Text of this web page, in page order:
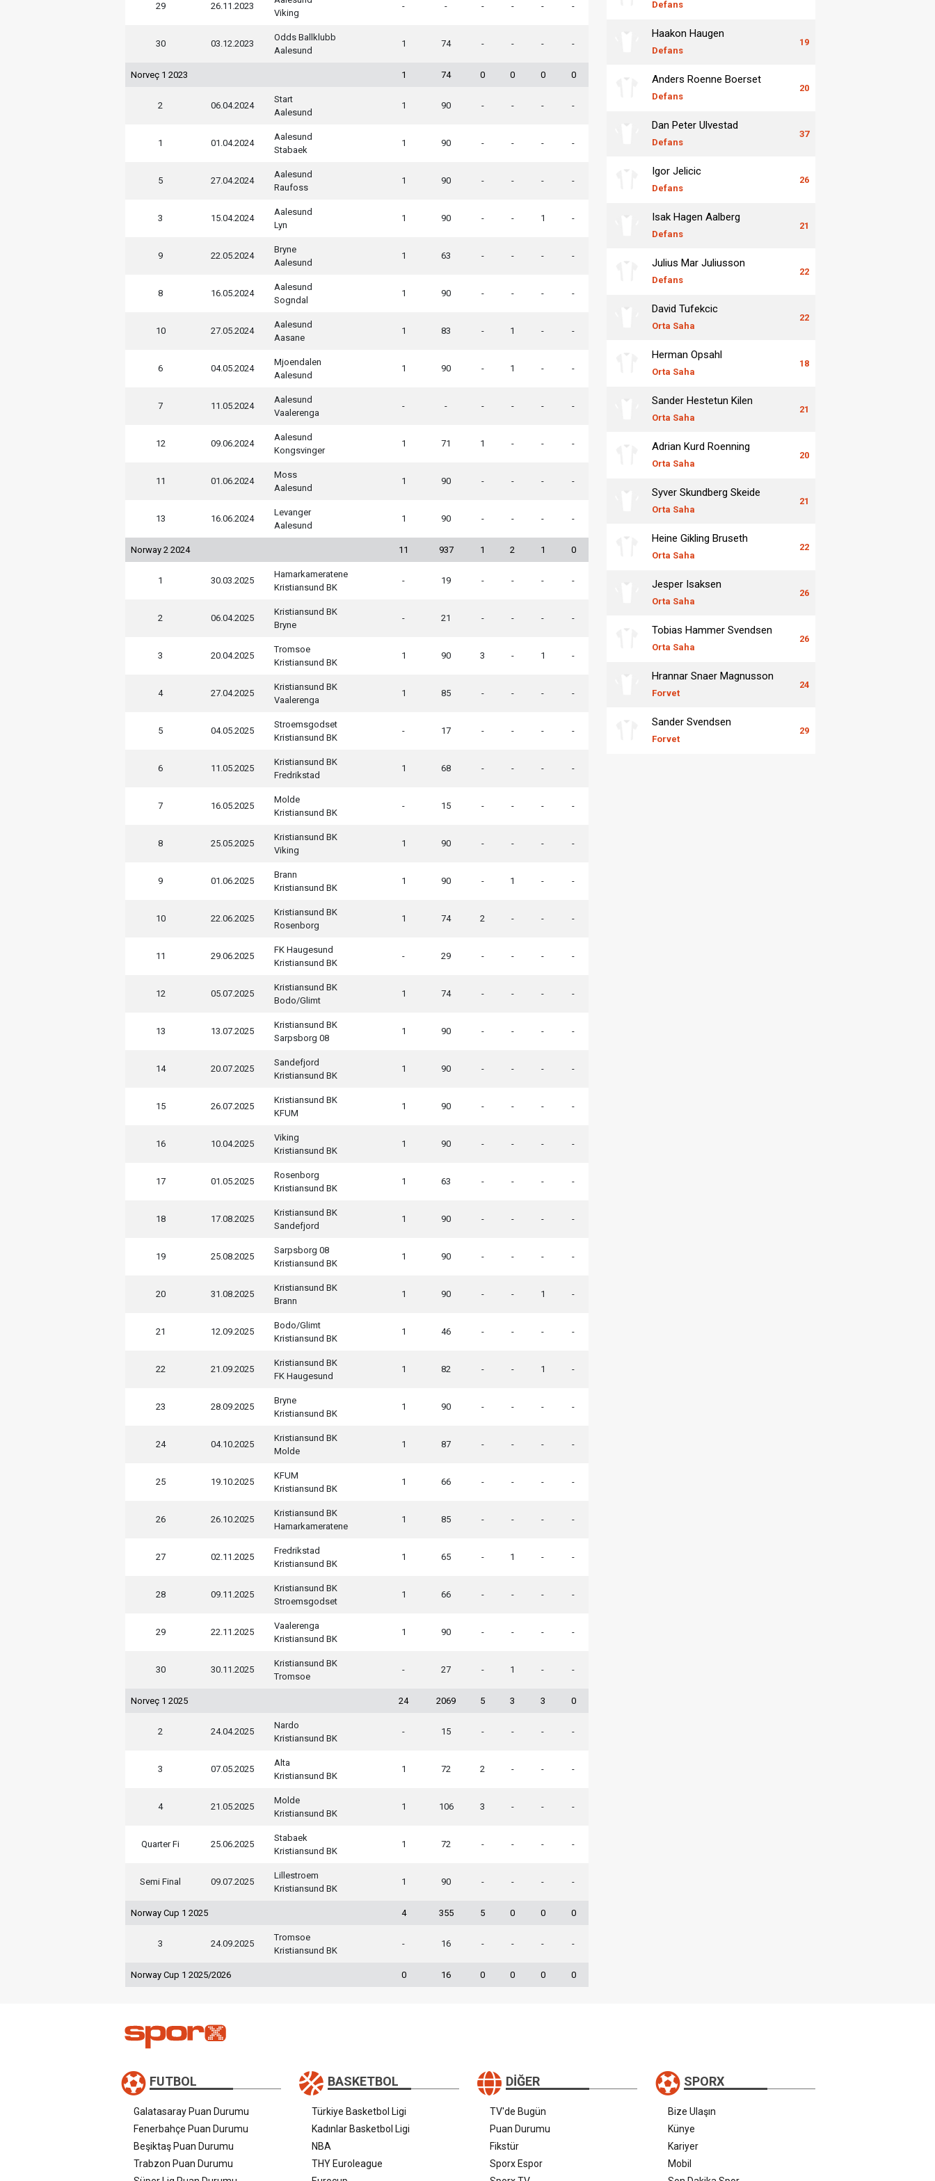
29 26.11.2023
Viking
- - - - - -
30 03.12.2023
Odds Ballklubb
Aalesund
1 74 - - - -
Norveç 1 2023 1 74 0 0 0 0
2 06.04.2024
Start
Aalesund
1 90 - - - -
1 01.04.2024
Aalesund
Stabaek
1 90 - - - -
5 27.04.2024
Aalesund
Raufoss
1 90 - - - -
3 15.04.2024
Aalesund
Lyn
1 90 - - 1 -
9 22.05.2024
Bryne
Aalesund
1 63 - - - -
8 16.05.2024
Aalesund
Sogndal
1 90 - - - -
10 27.05.2024
Aalesund
Aasane
1 83 - 1 - -
6 04.05.2024
Mjoendalen
Aalesund
1 90 - 1 - -
7 11.05.2024
Aalesund
Vaalerenga
- - - - - -
12 09.06.2024
Aalesund
Kongsvinger
1 71 1 - - -
11 01.06.2024
Moss
Aalesund
1 90 - - - -
13 16.06.2024
Levanger
Aalesund
1 90 - - - -
Norway 2 2024 11 937 1 2 1 0
1 30.03.2025
Hamarkameratene
Kristiansund BK
- 19 - - - -
2 06.04.2025
Kristiansund BK
Bryne
- 21 - - - -
3 20.04.2025
Tromsoe
Kristiansund BK
1 90 3 - 1 -
4 27.04.2025
Kristiansund BK
Vaalerenga
1 85 - - - -
5 04.05.2025
Stroemsgodset
Kristiansund BK
- 17 - - - -
6 11.05.2025
Kristiansund BK
Fredrikstad
1 68 - - - -
7 16.05.2025
Molde
Kristiansund BK
- 15 - - - -
8 25.05.2025
Kristiansund BK
Viking
1 90 - - - -
9 01.06.2025
Brann
Kristiansund BK
1 90 - 1 - -
10 22.06.2025
Kristiansund BK
Rosenborg
1 74 2 - - -
11 29.06.2025
FK Haugesund
Kristiansund BK
- 29 - - - -
12 05.07.2025
Kristiansund BK
Bodo/Glimt
1 74 - - - -
13 13.07.2025
Kristiansund BK
Sarpsborg 08
1 90 - - - -
14 20.07.2025
Sandefjord
Kristiansund BK
1 90 - - - -
15 26.07.2025
Kristiansund BK
KFUM
1 90 - - - -
16 10.04.2025
Viking
Kristiansund BK
1 90 - - - -
17 01.05.2025
Rosenborg
Kristiansund BK
1 63 - - - -
18 17.08.2025
Kristiansund BK
Sandefjord
1 90 - - - -
19 25.08.2025
Sarpsborg 08
Kristiansund BK
1 90 - - - -
20 31.08.2025
Kristiansund BK
Brann
1 90 - - 1 -
21 12.09.2025
Bodo/Glimt
Kristiansund BK
1 46 - - - -
22 21.09.2025
Kristiansund BK
FK Haugesund
1 82 - - 1 -
23 28.09.2025
Bryne
Kristiansund BK
1 90 - - - -
24 04.10.2025
Kristiansund BK
Molde
1 87 - - - -
25 19.10.2025
KFUM
Kristiansund BK
1 66 - - - -
26 26.10.2025
Kristiansund BK
Hamarkameratene
1 85 - - - -
27 02.11.2025
Fredrikstad
Kristiansund BK
1 65 - 1 - -
28 09.11.2025
Kristiansund BK
Stroemsgodset
1 66 - - - -
29 22.11.2025
Vaalerenga
Kristiansund BK
1 90 - - - -
30 30.11.2025
Kristiansund BK
Tromsoe
- 27 - 1 - -
Norveç 1 2025 24 2069 5 3 3 0
2 24.04.2025
Nardo
Kristiansund BK
- 15 - - - -
3 07.05.2025
Alta
Kristiansund BK
1 72 2 - - -
4 21.05.2025
Molde
Kristiansund BK
1 106 3 - - -
Quarter Fi 25.06.2025
Stabaek
Kristiansund BK
1 72 - - - -
Semi Final 09.07.2025
Lillestroem
Kristiansund BK
1 90 - - - -
Norway Cup 1 2025 4 355 5 0 0 0
3 24.09.2025
Tromsoe
Kristiansund BK
- 16 - - - -
Norway Cup 1 2025/2026 0 16 0 0 0 0
Defans
Haakon Haugen
Defans
19
Anders Roenne Boerset
Defans
20
Dan Peter Ulvestad
Defans
37
Igor Jelicic
Defans
26
Isak Hagen Aalberg
Defans
21
Julius Mar Juliusson
Defans
22
David Tufekcic
Orta Saha
22
Herman Opsahl
Orta Saha
18
Sander Hestetun Kilen
Orta Saha
21
Adrian Kurd Roenning
Orta Saha
20
Syver Skundberg Skeide
Orta Saha
21
Heine Gikling Bruseth
Orta Saha
22
Jesper Isaksen
Orta Saha
26
Tobias Hammer Svendsen
Orta Saha
26
Hrannar Snaer Magnusson
Forvet
24
Sander Svendsen
Forvet
29
FUTBOL
Galatasaray Puan Durumu
Fenerbahçe Puan Durumu
Beşiktaş Puan Durumu
Trabzon Puan Durumu
BASKETBOL
Türkiye Basketbol Ligi
Kadınlar Basketbol Ligi
NBA
THY Euroleague
DIĞER
TV'de Bugün
Puan Durumu
Fikstür
Sporx Espor
SPORX
Bize Ulaşın
Künye
Kariyer
Mobil